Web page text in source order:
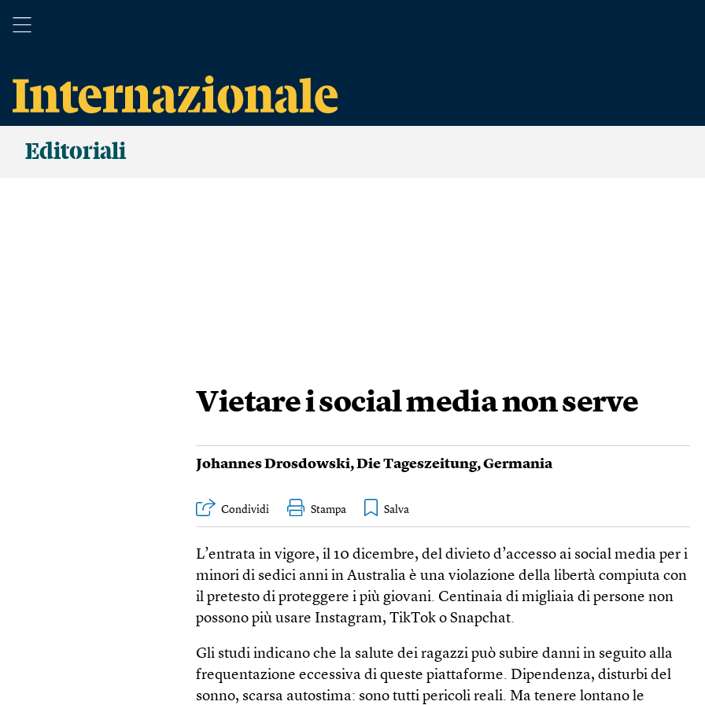
Editoriali
Vietare i social media non serve
Johannes Drosdowski,Die Tageszeitung,Germania
Condividi Stampa
L’entrata in vigore, il 10 dicembre, del divieto d’accesso ai social media per i
minori di sedici anni in Australia è una violazione della libertà compiuta con
il pretesto di proteggere i più giovani. Centinaia di migliaia di persone non
possono più usare Instagram, TikTok o Snapchat.
Gli studi indicano che la salute dei ragazzi può subire danni in seguito alla
frequentazione eccessiva di queste piattaforme. Dipendenza, disturbi del
sonno, scarsa autostima: sono tutti pericoli reali. Ma tenere lontano le